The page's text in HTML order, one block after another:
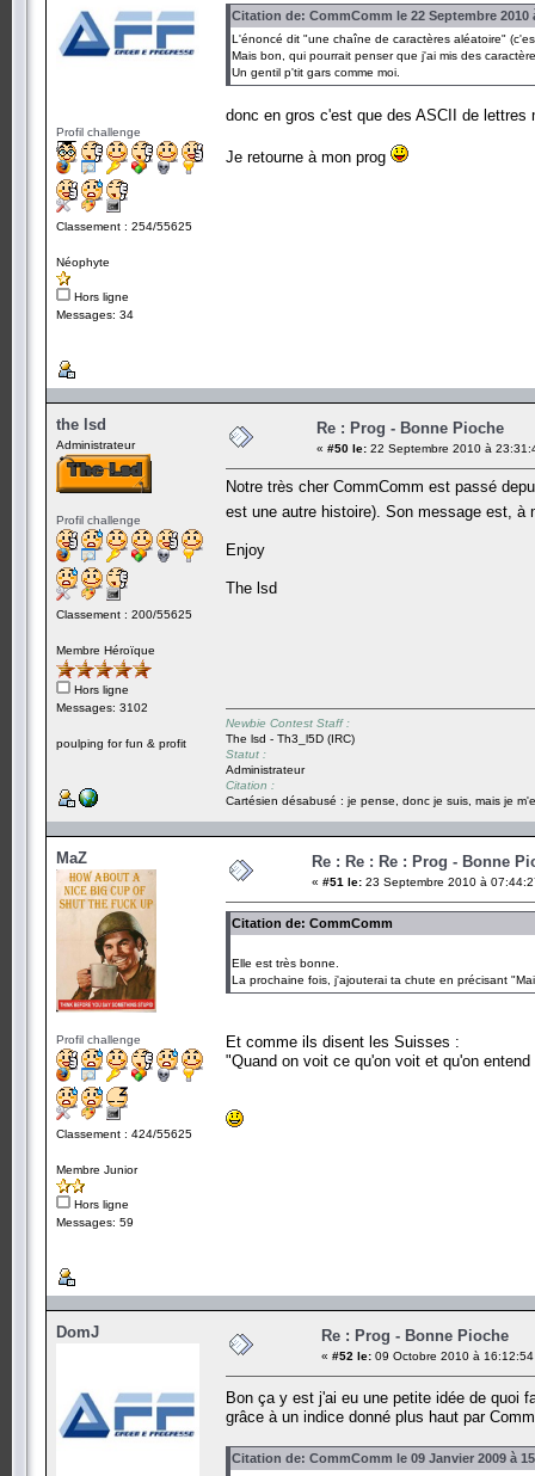
Profil challenge
Classement : 254/55625
Néophyte
Hors ligne
Messages: 34
Citation de: CommComm le 22 Septembre 2010
L'énoncé dit "une chaîne de caractères aléatoire"
Mais bon, qui pourrait penser que j'ai mis des
Un gentil p'tit gars comme moi.
donc en gros c'est que des ASCII de lettres
Je retourne à mon prog
the lsd
Administrateur
Profil challenge
Classement : 200/55625
Membre Héroïque
Hors ligne
Messages: 3102
poulping for fun & profit
Re : Prog - Bonne Pioche
« #50 le: 22 Septembre 2010 à
Notre très cher CommComm est passé
est une autre histoire). Son message est, à
Enjoy
The lsd
Newbie Contest Staff :
The lsd - Th3_l5D (IRC)
Statut :
Administrateur
Citation :
Cartésien désabusé : je pense, donc je suis, mais je
MaZ
Profil challenge
Classement : 424/55625
Membre Junior
Hors ligne
Messages: 59
Re : Re : Re : Prog - Bonne
« #51 le: 23 Septembre 2010 à
Citation de: CommComm
Elle est très bonne.
La prochaine fois, j'ajouterai ta chute en précisant
Et comme ils disent les Suisses :
"Quand on voit ce qu'on voit et qu'on
DomJ Re : Prog - Bonne Pioche
« #52 le: 09 Octobre 2010 à
Bon ça y est j'ai eu une petite idée de quoi
grâce à un indice donné plus haut par
Citation de: CommComm le 09 Janvier 2009 à